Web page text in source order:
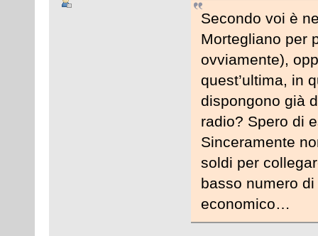
Secondo voi è
Mortegliano per
ovviamente),
quest’ultima, in
dispongono già
radio? Spero di
Sinceramente
soldi per
basso numero
economico…